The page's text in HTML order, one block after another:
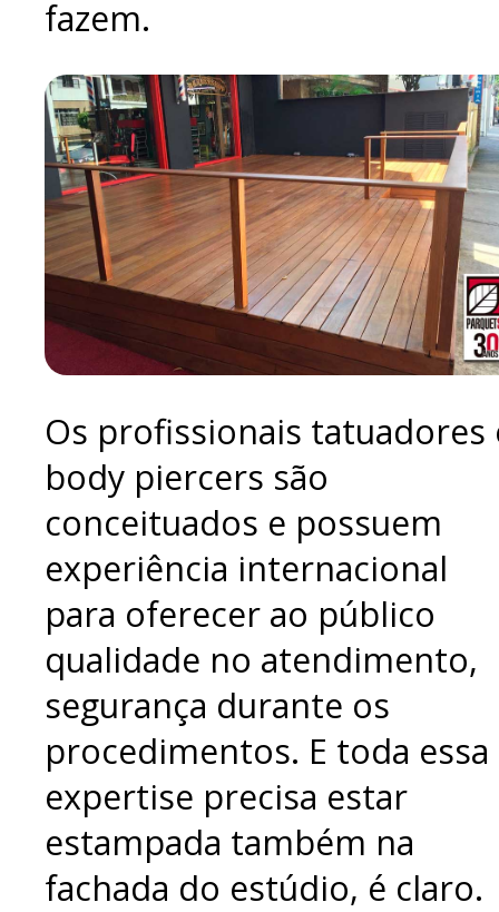
fazem.
Os profissionais tatuadores
body piercers são
conceituados e possuem
experiência internacional
para oferecer ao público
qualidade no atendimento,
segurança durante os
procedimentos. E toda essa
expertise precisa estar
estampada também na
fachada do estúdio, é claro.